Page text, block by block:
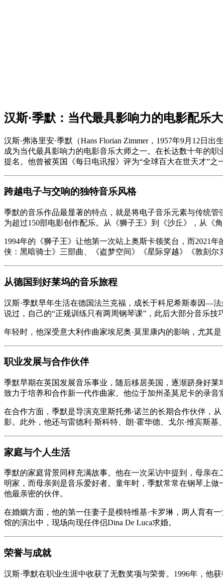
汉斯·季默：当代最具影响力的电影配乐
汉斯·弗洛里安·季默（Hans Florian Zimmer，1957年9月12
成为当代最具影响力的电影音乐大师之一。在长达数十年的
提名。他曾被英国《每日电讯报》评为“全球百大在世天才”之
跨越电子与交响的独特音乐风格
季默的音乐作品最显著的特点，就是将电子音乐元素与传统
为超过150部电影创作配乐。从《狮子王》到《沙丘》，从《
1994年的《狮子王》让他第一次站上奥斯卡领奖台，而2021
侠：黑暗骑士》三部曲、《盗梦空间》《星际穿越》《敦刻
从德国到好莱坞的音乐旅程
汉斯·季默早年生活在德国法兰克福，成长于科尼希斯泰因—
说过，自己的“正规训练只有两周钢琴课”，此后大部分音乐
年轻时，他深受意大利作曲家埃尼奥·莫里康内的影响，尤其
职业发展与合作伙伴
季默早期在英国发展音乐事业，随后移居美国，逐渐跻身好莱
致力于培养和合作新一代作曲家。他位于加州圣莫尼卡的录
在合作方面，季默是导演克里斯托弗·诺兰的长期合作伙伴，
影。此外，他还与雷德利·斯科特、朗·霍华德、戈尔·维宾斯
家庭与个人生活
季默的家庭背景同样充满故事。他在一次采访中提到，母亲
明家，而母亲则是音乐爱好者。童年时，季默常常在钢琴上
他最亲密的伙伴。
在婚姻方面，他的第一任妻子是模特维基·卡罗琳，两人育有
馆的演出中，现场向现任伴侣Dina De Luca求婚。
荣誉与成就
汉斯·季默在职业生涯中收获了无数奖项与荣誉。1996年，他